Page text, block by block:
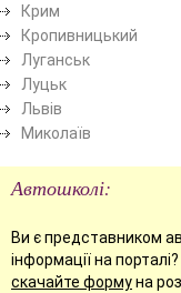
Крим
Кропивницький
Луганськ
Луцьк
Львів
Миколаїв
Автошколі:
Ви є представником
інформації на порталі?
скачайте формуна